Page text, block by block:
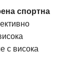
спортна
с висока